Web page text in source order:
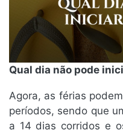
Qual dia não pode
Agora, as férias
períodos, sendo que
a 14 dias corridos e